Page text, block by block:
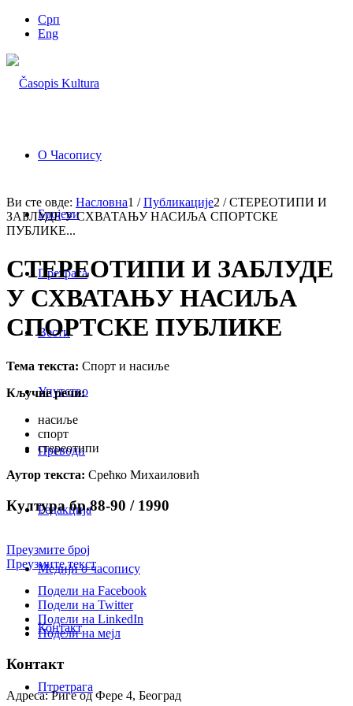
Срп
Eng
О Часопису
Бројеви
Претрага
Вести
Упутство
Преводи
Редакција
Медији о часопису
Контакт
Птретрага
Ви сте овде: Насловна1 / Публикације2 / СТЕРЕОТИПИ И
ЗАБЛУДЕ У СХВАТАЊУ НАСИЉА СПОРТСКЕ
ПУБЛИКЕ...
СТЕРЕОТИПИ И ЗАБЛУДЕ
У СХВАТАЊУ НАСИЉА
СПОРТСКЕ ПУБЛИКЕ
Тема текста: Спорт и насиље
Кључне речи:
насиље
спорт
стереотипи
Аутор текста: Срећко Михаиловић
Култура бр.88-90 / 1990
Преузмите број
Преузмите текст
Подели на Facebook
Подели на Twitter
Подели на LinkedIn
Подели на мејл
Контакт
Адреса: Риге од Фере 4, Београд